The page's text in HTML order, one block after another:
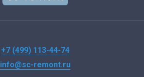
+7 (499) 113-44-74
info@sc-remont.ru